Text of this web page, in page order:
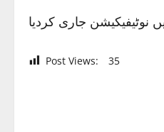
جاری کردیا
Post Views: 35